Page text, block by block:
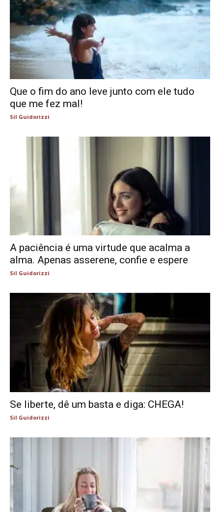
Que o fim do ano leve junto com ele tudo
que me fez mal!
Sil Guidorizzi
A paciência é uma virtude que acalma a
alma. Apenas asserene, confie e espere
Sil Guidorizzi
Se liberte, dê um basta e diga: CHEGA!
Sil Guidorizzi